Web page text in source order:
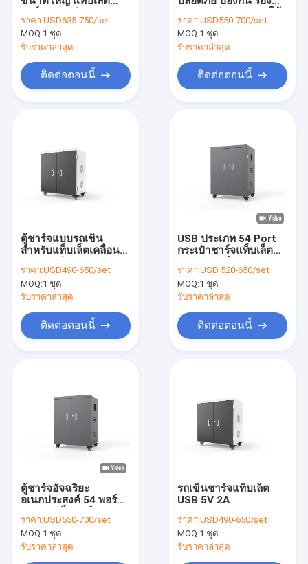
แสดง VR
เกี่ยวกับเรา
ควบคุมคุณภาพ
ติดต่อเรา
สายพาน ชาร์จรถ
ราคา:USD635-750/set
MOQ:1 ชุด
รับราคาล่าสุด
ติดต่อตอนนี้
รถชาร์จ
ราคา:USD550-700/set
MOQ:1 ชุด
รับราคาล่าสุด
ติดต่อตอนนี้
ตู้ชาร์จแบบรถเข็น
สำหรับแท็บเล็ตเคลื่อนที่
ราคา:USD490-650/set
MOQ:1 ชุด
รับราคาล่าสุด
ติดต่อตอนนี้
USB ประเภท 54 Port
กระเป๋าชาร์จแท็บเล็ต
ราคา:USD 520-650/set
MOQ:1 ชุด
รับราคาล่าสุด
ติดต่อตอนนี้
ตู้ชาร์จอัจฉริยะ
อเนกประสงค์ 54 พอร์ต
ราคา:USD550-700/set
MOQ:1 ชุด
รับราคาล่าสุด
รถเข็นชาร์จแท็บเล็ต
USB 5V 2A
ราคา:USD490-650/set
MOQ:1 ชุด
รับราคาล่าสุด